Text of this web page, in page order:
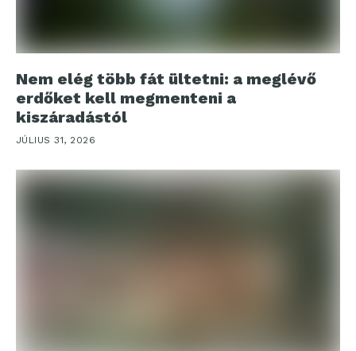
Nem elég több fát ültetni: a meglévő
erdőket kell megmenteni a
kiszáradástól
JÚLIUS 31, 2026